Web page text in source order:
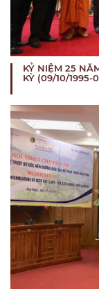
KỶ NIỆM 25
KỲ (09/10/1995-